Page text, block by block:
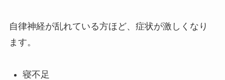
自律神経が乱れている方ほど、症状が激しくなり
ます。
寝不足